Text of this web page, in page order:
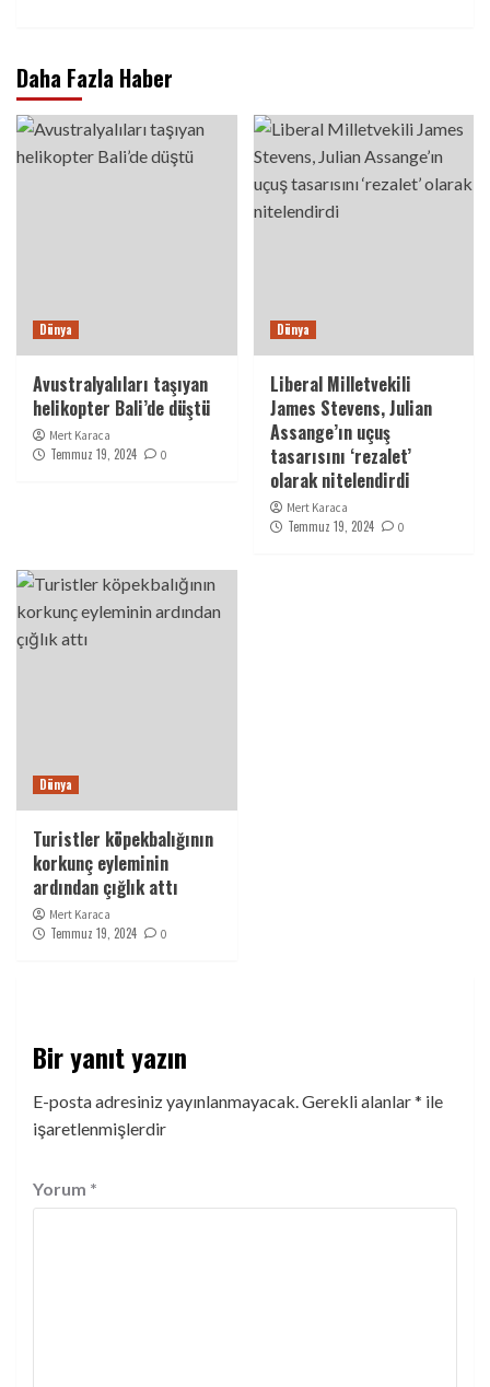
Daha Fazla Haber
Dünya
Avustralyalıları taşıyan
helikopter Bali’de düştü
Mert Karaca
Temmuz 19, 2024 0
Dünya
Liberal Milletvekili
James Stevens, Julian
Assange’ın uçuş
tasarısını ‘rezalet’
olarak nitelendirdi
Mert Karaca
Temmuz 19, 2024 0
Dünya
Turistler köpekbalığının
korkunç eyleminin
ardından çığlık attı
Mert Karaca
Temmuz 19, 2024 0
Bir yanıt yazın
E-posta adresiniz yayınlanmayacak. Gerekli alanlar* ile
işaretlenmişlerdir
Yorum *